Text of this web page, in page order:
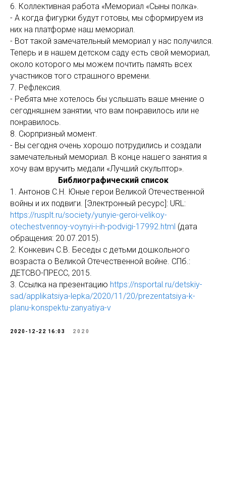
6. Коллективная работа «Мемориал «Сыны полка».
- А когда фигурки будут готовы, мы сформируем из
них на платформе наш мемориал.
- Вот такой замечательный мемориал у нас получился.
Теперь и в нашем детском саду есть свой мемориал,
около которого мы можем почтить память всех
участников того страшного времени.
7. Рефлексия.
- Ребята мне хотелось бы услышать ваше мнение о
сегодняшнем занятии, что вам понравилось или не
понравилось.
8. Сюрпризный момент.
- Вы сегодня очень хорошо потрудились и создали
замечательный мемориал. В конце нашего занятия я
хочу вам вручить медали «Лучший скульптор».
Библиографический список
1. Антонов С.Н. Юные герои Великой Отечественной
войны и их подвиги. [Электронный ресурс]: URL:
https://rusplt.ru/society/yunyie-geroi-velikoy-
otechestvennoy-voynyi-i-ih-podvigi-17992.html (дата
обращения: 20.07.2015).
2. Конкевич С.В. Беседы с детьми дошкольного
возраста о Великой Отечественной войне. СПб.:
ДЕТСВО-ПРЕСС, 2015.
3. Ссылка на презентацию https://nsportal.ru/detskiy-
sad/applikatsiya-lepka/2020/11/20/prezentatsiya-k-
planu-konspektu-zanyatiya-v
2020-12-22 16:03 2020